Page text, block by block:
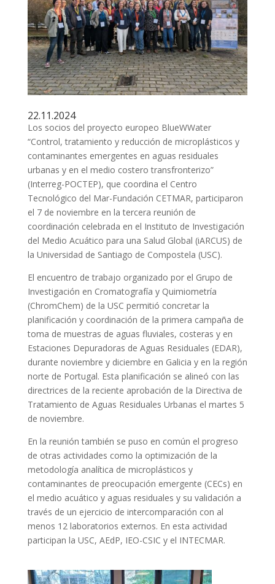
22.11.2024
Los socios del proyecto europeo BlueWWater
“Control, tratamiento y reducción de microplásticos y
contaminantes emergentes en aguas residuales
urbanas y en el medio costero transfronterizo”
(Interreg-POCTEP), que coordina el Centro
Tecnológico del Mar-Fundación CETMAR, participaron
el 7 de noviembre en la tercera reunión de
coordinación celebrada en el Instituto de Investigación
del Medio Acuático para una Salud Global (iARCUS) de
la Universidad de Santiago de Compostela (USC).
El encuentro de trabajo organizado por el Grupo de
Investigación en Cromatografía y Quimiometría
(ChromChem) de la USC permitió concretar la
planificación y coordinación de la primera campaña de
toma de muestras de aguas fluviales, costeras y en
Estaciones Depuradoras de Aguas Residuales (EDAR),
durante noviembre y diciembre en Galicia y en la región
norte de Portugal. Esta planificación se alineó con las
directrices de la reciente aprobación de la Directiva de
Tratamiento de Aguas Residuales Urbanas el martes 5
de noviembre.
En la reunión también se puso en común el progreso
de otras actividades como la optimización de la
metodología analítica de microplásticos y
contaminantes de preocupación emergente (CECs) en
el medio acuático y aguas residuales y su validación a
través de un ejercicio de intercomparación con al
menos 12 laboratorios externos. En esta actividad
participan la USC, AEdP, IEO-CSIC y el INTECMAR.